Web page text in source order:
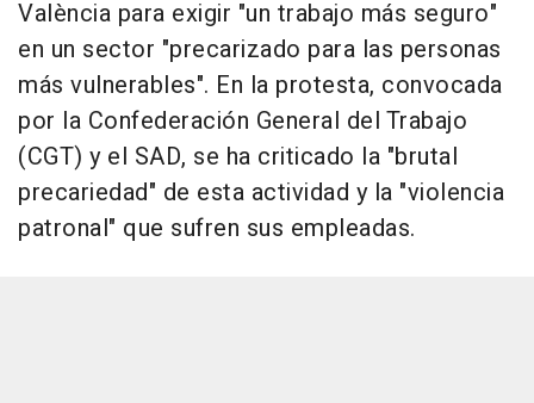
València para exigir "un trabajo más seguro"
en un sector "precarizado para las personas
más vulnerables". En la protesta, convocada
por la Confederación General del Trabajo
(CGT) y el SAD, se ha criticado la "brutal
precariedad" de esta actividad y la "violencia
patronal" que sufren sus empleadas.